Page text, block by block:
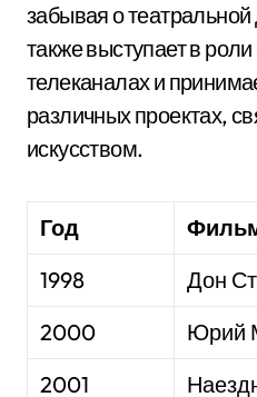
забывая о
также выступает в
телеканалах и
различных проектах,
искусством.
Год
1998
Дон
2000
Юрий
2001